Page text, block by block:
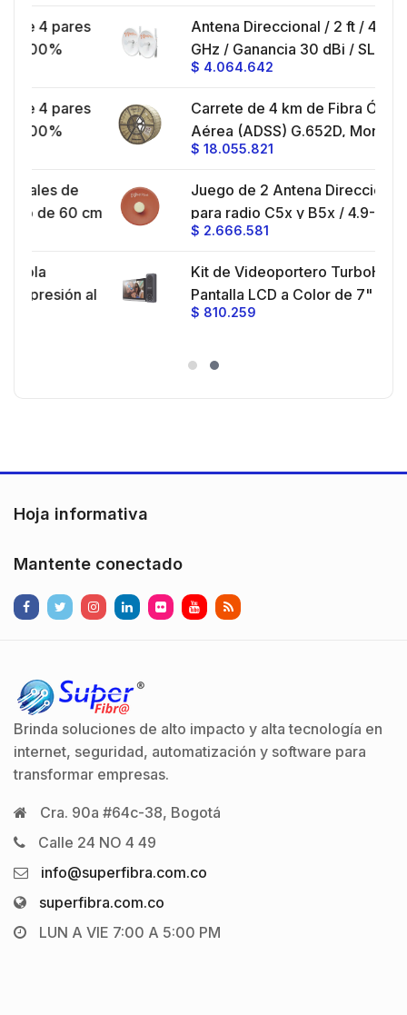
hasta 80 km, Conectores N-hembra,
montaje con alineación milimétrica.
Antena Direccional / 2 ft / 4.9-6.4
GHz / Ganancia 30 dBi / SLANT de
45 ° y 90 ° / Conector N-Hembra /
4.064.642
Carrete de 4 km de Fibra Óptica
Aérea (ADSS) G.652D, Monomodo
de 24 Hilos, Exterior, Span 200,
18.055.821
Juego de 2 Antena Direccionales
para radio C5x y B5x / 4.9-6.4 GHz /
Ganancia 27 dBi / Montaje incluido.
2.666.581
Kit de Videoportero TurboHD con
Pantalla LCD a Color de 7" / Frente
de Calle para Exterior de
)130° de Visión (Gran Angular)
Hoja informativa
Mantente conectado
Brinda soluciones de alto impacto y alta tecnología en
internet, seguridad, automatización y software para
transformar empresas.
Cra. 90a #64c-38, Bogotá
Calle 24 NO 4 49
info@superfibra.com.co
superfibra.com.co
LUN A VIE 7:00 A 5:00 PM